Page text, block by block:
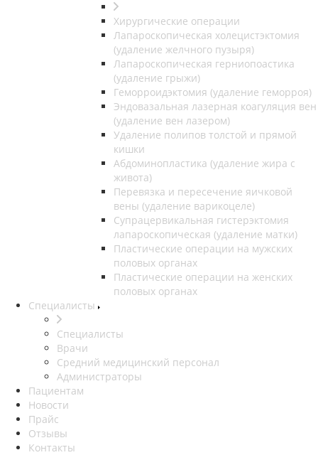
Хирургические операции
Лапароскопическая холецистэктомия
(удаление желчного пузыря)
Лапароскопическая герниопоастика
(удаление грыжи)
Геморроидэктомия (удаление геморроя)
Эндовазальная лазерная коагуляция вен
(удаление вен лазером)
Удаление полипов толстой и прямой
кишки
Абдоминопластика (удаление жира с
живота)
Перевязка и пересечение яичковой
вены (удаление варикоцеле)
Супрацервикальная гистерэктомия
лапароскопическая (удаление матки)
Пластические операции на мужских
половых органах
Пластические операции на женских
половых органах
Специалисты
Специалисты
Врачи
Средний медицинский персонал
Администраторы
Пациентам
Новости
Прайс
Отзывы
Контакты